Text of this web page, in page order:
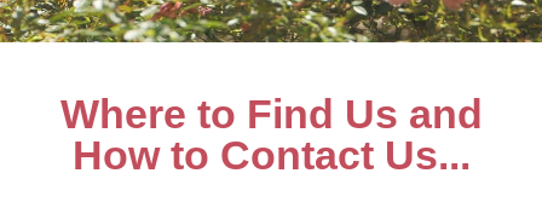
Where to Find Us and
How to Contact Us...